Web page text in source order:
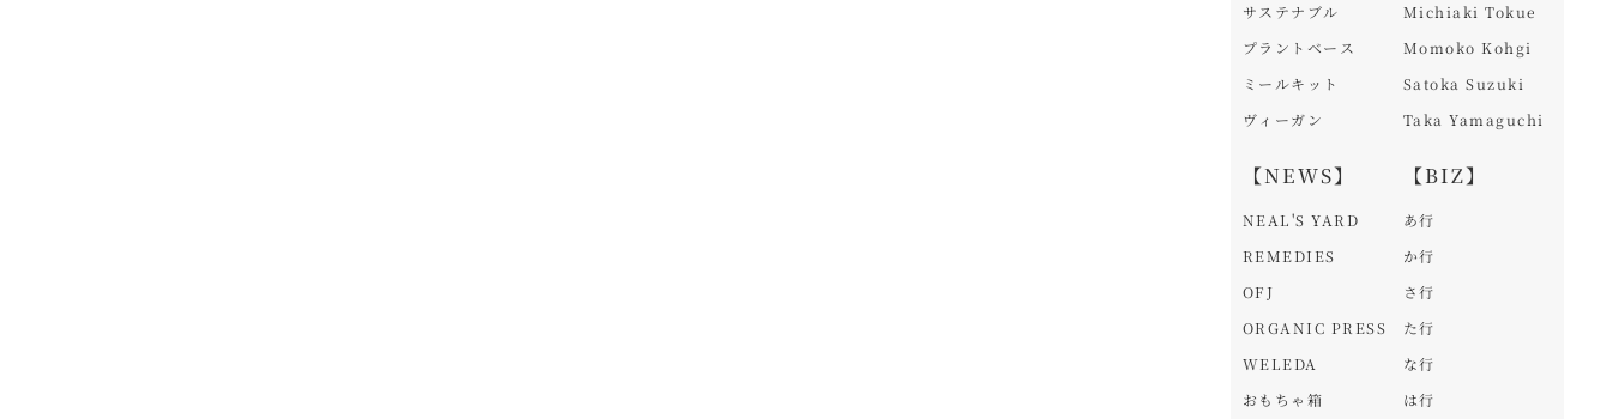
サステナブル
プラントベース
ミールキット
ヴィーガン
【NEWS】
NEAL'S YARD
REMEDIES
OFJ
ORGANIC PRESS
WELEDA
おもちゃ箱
Michiaki Tokue
Momoko Kohgi
Satoka Suzuki
Taka Yamaguchi
【BIZ】
あ行
か行
さ行
た行
な行
は行